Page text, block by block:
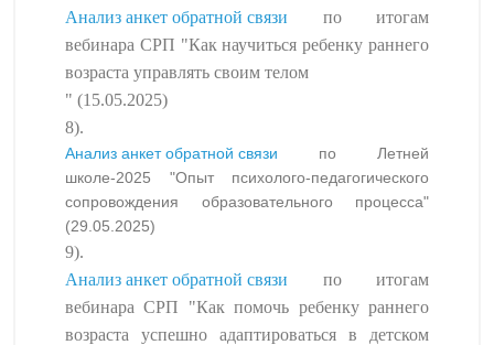
Анализ анкет обратной связи по итогам
вебинара СРП "Как научиться ребенку раннего
возраста управлять своим телом
" (15.05.2025)
8).
Анализ анкет обратной связи по Летней
школе-2025 "Опыт психолого-педагогического
сопровождения образовательного процесса"
(29.05.2025)
9).
Анализ анкет обратной связи по итогам
вебинара СРП "Как помочь ребенку раннего
возраста успешно адаптироваться в детском